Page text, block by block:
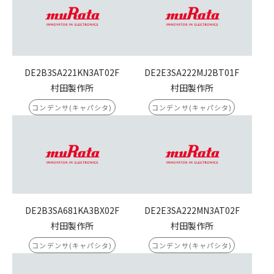
DE2B3SA221KN3AT02F
村田製作所
コンデンサ(キャパシタ)
DE2E3SA222MJ2BT01F
村田製作所
コンデンサ(キャパシタ)
DE2B3SA681KA3BX02F
村田製作所
コンデンサ(キャパシタ)
DE2E3SA222MN3AT02F
村田製作所
コンデンサ(キャパシタ)